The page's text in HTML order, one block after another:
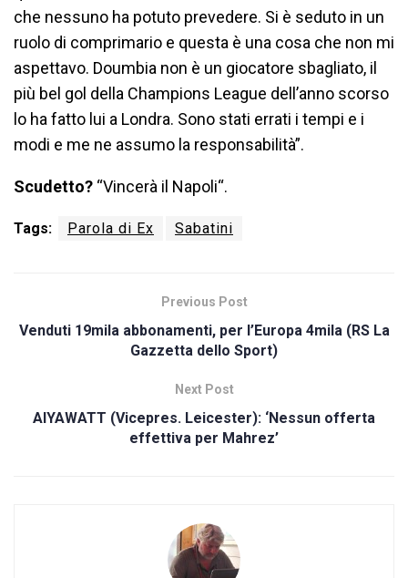
che nessuno ha potuto prevedere. Si è seduto in un
ruolo di comprimario e questa è una cosa che non mi
aspettavo. Doumbia non è un giocatore sbagliato, il
più bel gol della Champions League dell’anno scorso
lo ha fatto lui a Londra. Sono stati errati i tempi e i
modi e me ne assumo la responsabilità”.
Scudetto? “Vincerà il Napoli“.
Tags: Parola di Ex Sabatini
Previous Post
Venduti 19mila abbonamenti, per l’Europa 4mila (RS La
Gazzetta dello Sport)
Next Post
AIYAWATT (Vicepres. Leicester): ‘Nessun offerta
effettiva per Mahrez’